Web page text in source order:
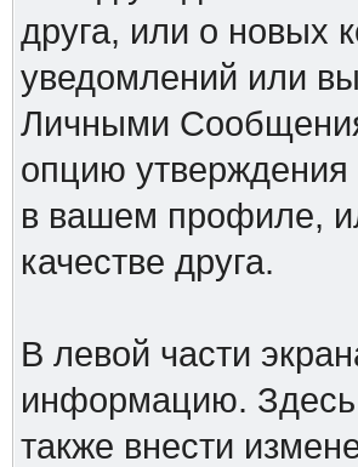
друга, или о новых
уведомлений или
Личными
опцию утверждения
в вашем профиле,
качестве друга.
В левой части
информацию. Здесь
также внести